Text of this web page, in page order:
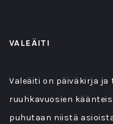
VALEÄITI
Valeäiti on päiväkirja
ruuhkavuosien
puhutaan niistä